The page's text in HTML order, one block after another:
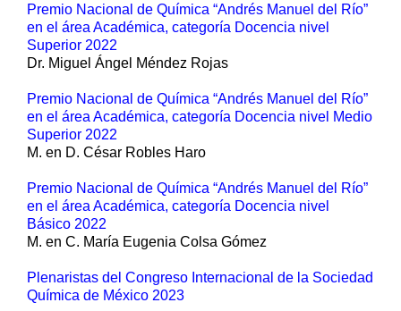
Premio Nacional de Química “Andrés Manuel del Río”
en el área Académica, categoría Docencia nivel
Superior 2022
Dr. Miguel Ángel Méndez Rojas
Premio Nacional de Química “Andrés Manuel del Río”
en el área Académica, categoría Docencia nivel Medio
Superior 2022
M. en D. César Robles Haro
Premio Nacional de Química “Andrés Manuel del Río”
en el área Académica, categoría Docencia nivel
Básico 2022
M. en C. María Eugenia Colsa Gómez
Plenaristas del Congreso Internacional de la Sociedad
Química de México 2023